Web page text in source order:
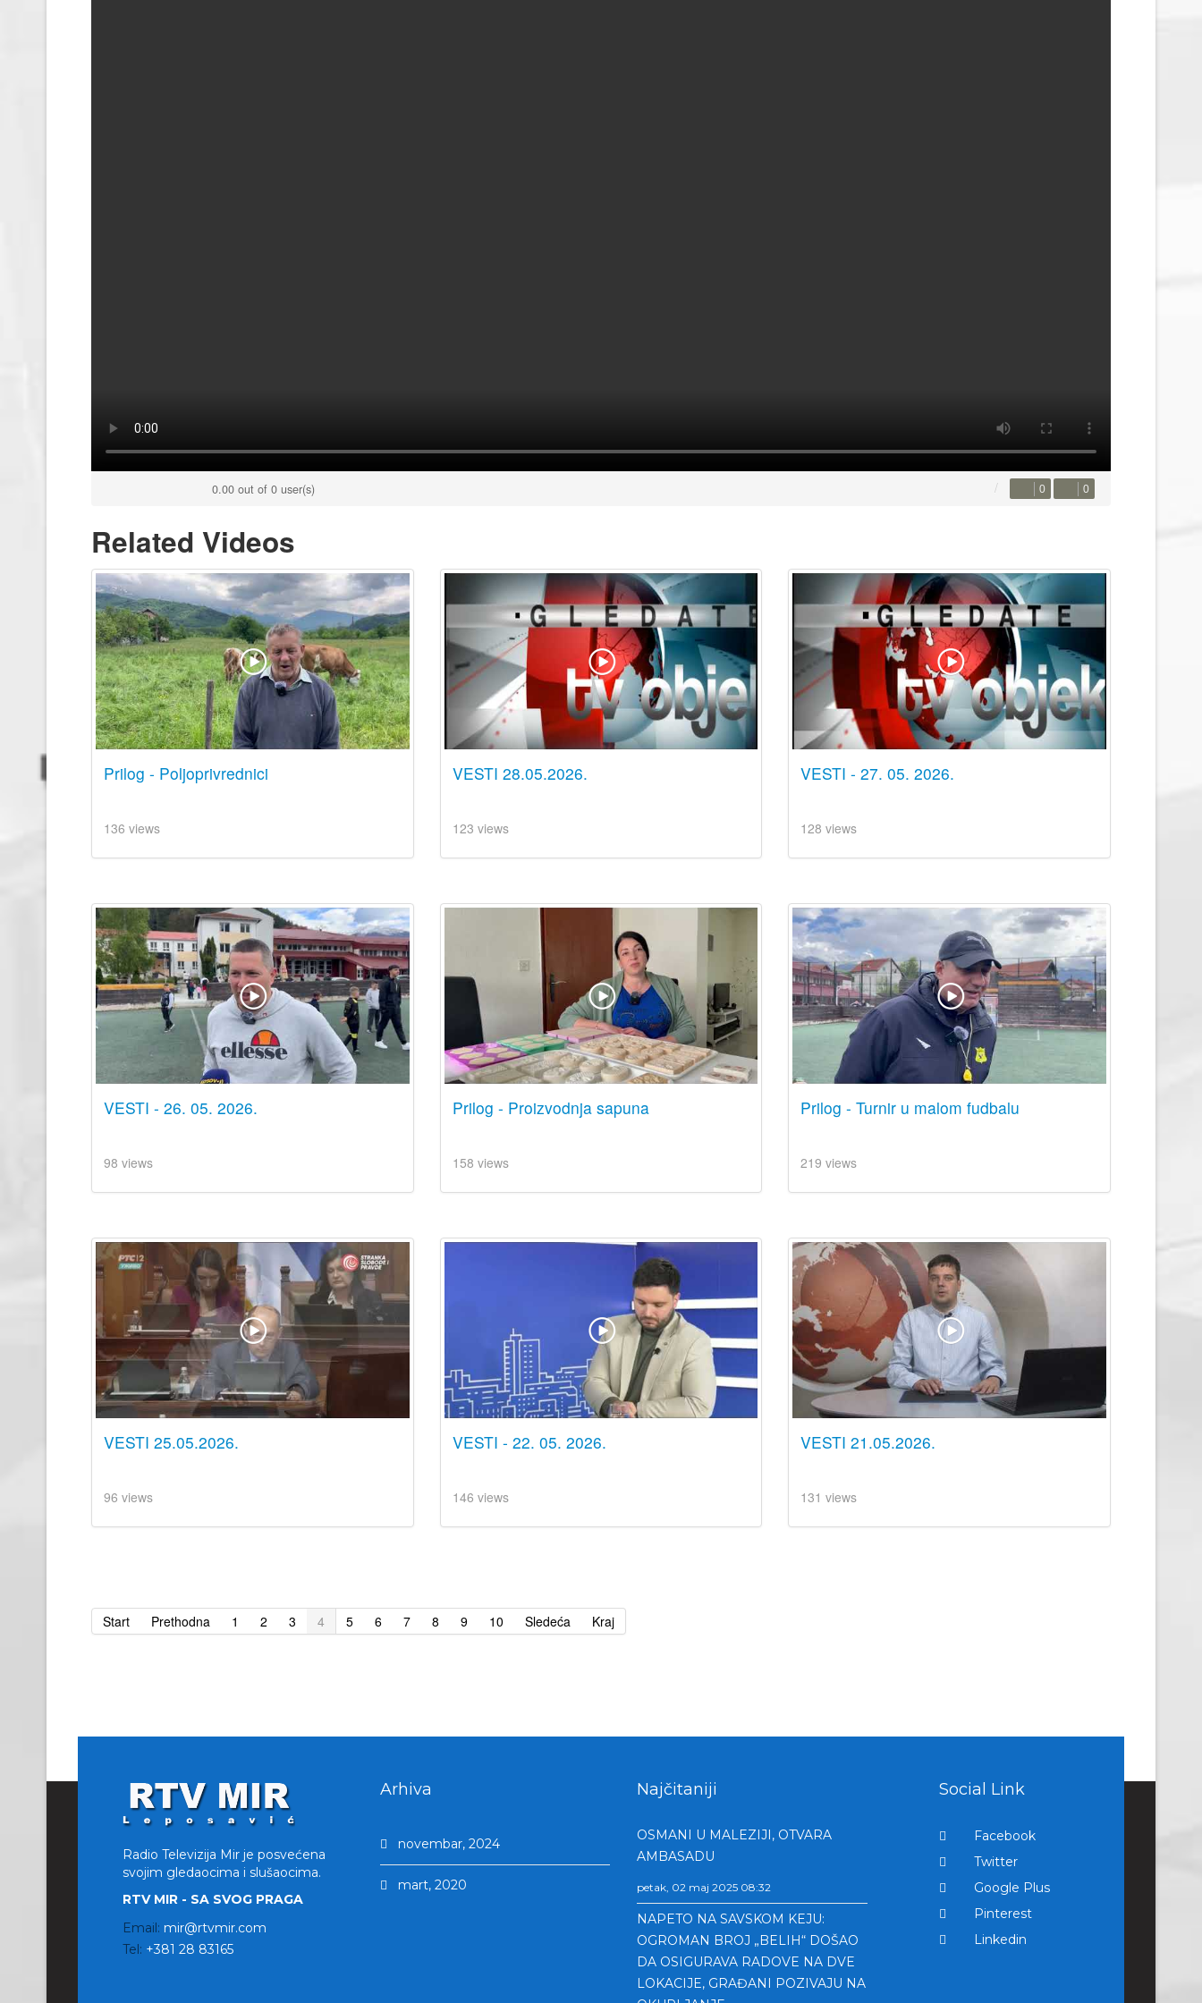
0.00 out of 0 user(s) 0 0
Related Videos
Prilog - Poljoprivrednici
136 views
VESTI 28.05.2026.
123 views
VESTI - 27. 05. 2026.
128 views
VESTI - 26. 05. 2026.
98 views
Prilog - Proizvodnja sapuna
158 views
Prilog - Turnir u malom fudbalu
219 views
VESTI 25.05.2026.
96 views
VESTI - 22. 05. 2026.
146 views
VESTI 21.05.2026.
131 views
Start Prethodna 1 2 3 4 5 6 7 8 9 10 Sledeća Kraj
Radio Televizija Mir je posvećena
svojim gledaocima i slušaocima.
RTV MIR - SA SVOG PRAGA
Email: mir@rtvmir.com
Tel: +381 28 83165
Arhiva
novembar, 2024
mart, 2020
Najčitaniji
OSMANI U MALEZIJI, OTVARA
AMBASADU
petak, 02 maj 2025 08:32
NAPETO NA SAVSKOM KEJU:
OGROMAN BROJ „BELIH“ DOŠAO
DA OSIGURAVA RADOVE NA DVE
LOKACIJE, GRAĐANI POZIVAJU NA
Social Link
Facebook
Twitter
Google Plus
Pinterest
Linkedin